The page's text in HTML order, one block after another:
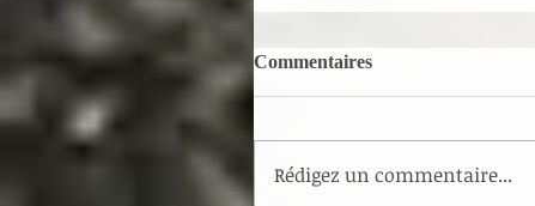
Commentaires
Rédigez un commentaire...